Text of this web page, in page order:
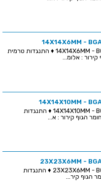
גוף קירור לרכיבים 14X14X6MM - BGA ♦ התנגדות טרמית
גוף קירור לרכיבים 14X14X10MM - BGA ♦ התנגדות
גוף קירור לרכיבים 23X23X6MM - BGA ♦ התנגדות